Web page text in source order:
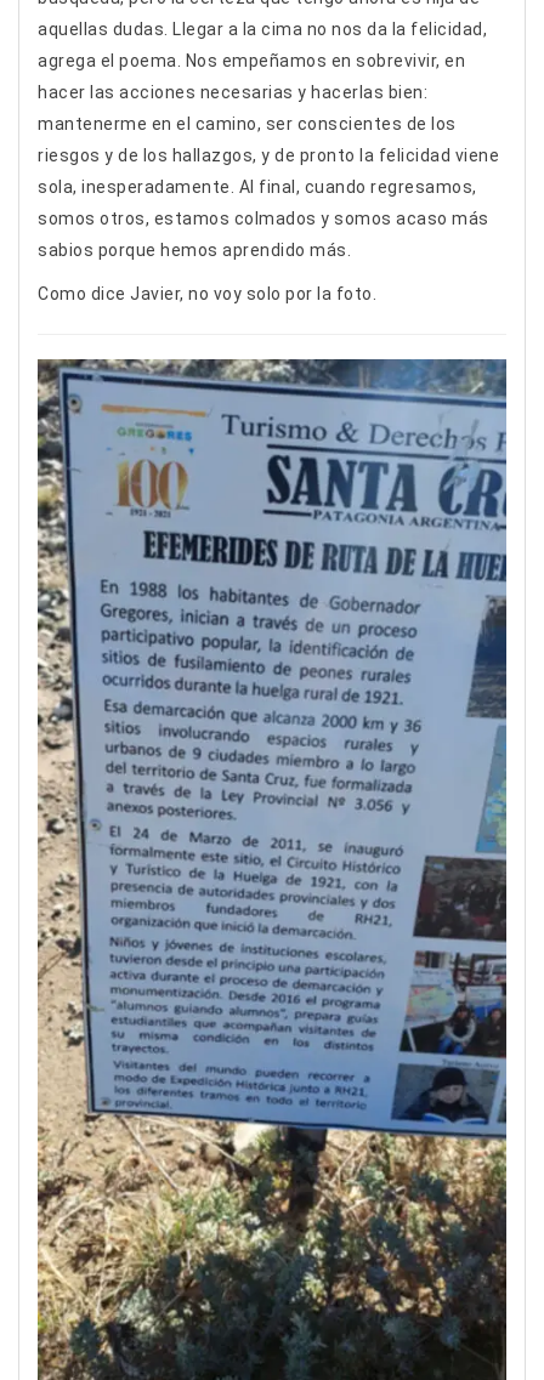
aquellas dudas. Llegar a la cima no nos da la felicidad,
agrega el poema. Nos empeñamos en sobrevivir, en
hacer las acciones necesarias y hacerlas bien:
mantenerme en el camino, ser conscientes de los
riesgos y de los hallazgos, y de pronto la felicidad viene
sola, inesperadamente. Al final, cuando regresamos,
somos otros, estamos colmados y somos acaso más
sabios porque hemos aprendido más.
Como dice Javier, no voy solo por la foto.